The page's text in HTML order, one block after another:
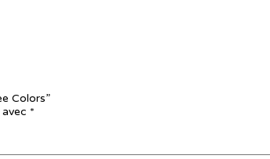
Colors”
*